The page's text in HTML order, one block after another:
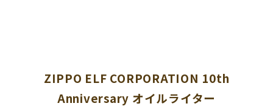
ZIPPO ELF CORPORATION 10th
Anniversary オイルライター